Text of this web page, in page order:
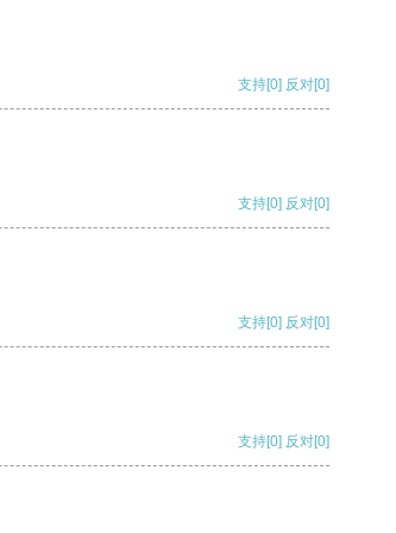
支持[0] 反对[0]
支持[0] 反对[0]
支持[0] 反对[0]
支持[0] 反对[0]